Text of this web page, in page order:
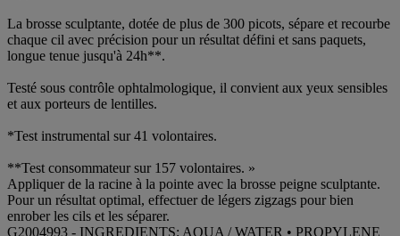
La brosse sculptante, dotée de plus de 300 picots, sépare et recourbe
chaque cil avec précision pour un résultat défini et sans paquets,
longue tenue jusqu'à 24h**.
Testé sous contrôle ophtalmologique, il convient aux yeux sensibles
et aux porteurs de lentilles.
*Test instrumental sur 41 volontaires.
**Test consommateur sur 157 volontaires. »​
Appliquer de la racine à la pointe avec la brosse peigne sculptante.
Pour un résultat optimal, effectuer de légers zigzags pour bien
enrober les cils et les séparer.
G2004993 - INGREDIENTS: AQUA / WATER • PROPYLENE